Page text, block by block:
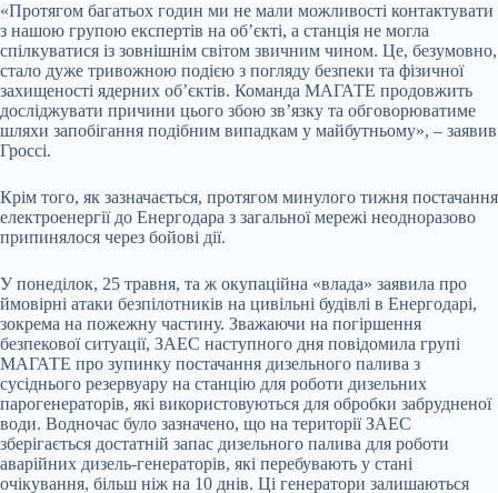
«Протягом багатьох годин ми не мали можливості контактувати
з нашою групою експертів на об’єкті, а станція не могла
спілкуватися із зовнішнім світом звичним чином. Це, безумовно,
стало дуже тривожною подією з погляду безпеки та фізичної
захищеності ядерних об’єктів. Команда МАГАТЕ продовжить
досліджувати причини цього збою зв’язку та обговорюватиме
шляхи запобігання подібним випадкам у майбутньому», – заявив
Гроссі.
Крім того, як зазначається, протягом минулого тижня постачання
електроенергії до Енергодара з загальної мережі неодноразово
припинялося через бойові дії.
У понеділок, 25 травня, та ж окупаційна «влада» заявила про
ймовірні атаки безпілотників на цивільні будівлі в Енергодарі,
зокрема на пожежну частину. Зважаючи на погіршення
безпекової ситуації, ЗАЕС наступного дня повідомила групі
МАГАТЕ про зупинку постачання дизельного палива з
сусіднього резервуару на станцію для роботи дизельних
парогенераторів, які використовуються для обробки забрудненої
води. Водночас було зазначено, що на території ЗАЕС
зберігається достатній запас дизельного палива для роботи
аварійних дизель-генераторів, які перебувають у стані
очікування, більш ніж на 10 днів. Ці генератори залишаються